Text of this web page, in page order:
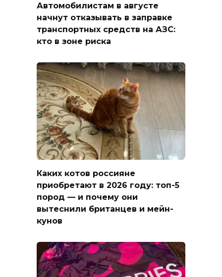
Автомобилистам в августе
начнут отказывать в заправке
транспортных средств на АЗС:
кто в зоне риска
Каких котов россияне
приобретают в 2026 году: топ-5
пород — и почему они
вытеснили британцев и мейн-
кунов